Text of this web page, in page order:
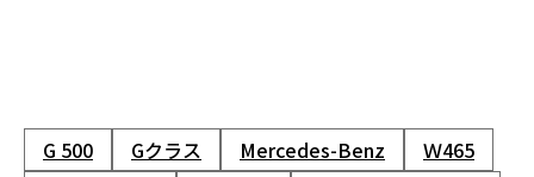
G 500 Gクラス Mercedes-Benz
Ｗ465